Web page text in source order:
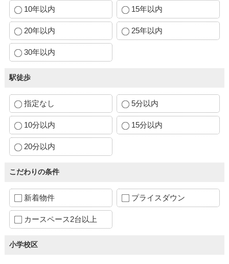
10年以内 15年以内
20年以内 25年以内
30年以内
駅徒歩
指定なし 5分以内
10分以内 15分以内
20分以内
こだわりの条件
新着物件 プライスダウン
カースペース2台以上
小学校区